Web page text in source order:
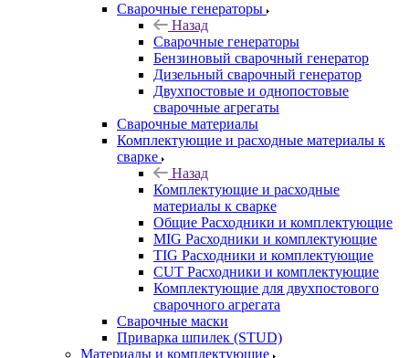
Сварочные генераторы
Назад
Сварочные генераторы
Бензиновый сварочный генератор
Дизельный сварочный генератор
Двухпостовые и однопостовые
сварочные агрегаты
Сварочные материалы
Комплектующие и расходные материалы к
сварке
Назад
Комплектующие и расходные
материалы к сварке
Общие Расходники и комплектующие
MIG Расходники и комплектующие
TIG Расходники и комплектующие
CUT Расходники и комплектующие
Комплектующие для двухпостового
сварочного агрегата
Сварочные маски
Приварка шпилек (STUD)
Материалы и комплектующие